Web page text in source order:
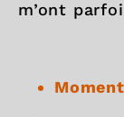
m’ont